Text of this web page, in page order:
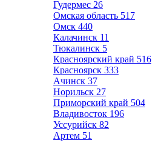
Гудермес 26
Омская область 517
Омск 440
Калачинск 11
Тюкалинск 5
Красноярский край 516
Красноярск 333
Ачинск 37
Норильск 27
Приморский край 504
Владивосток 196
Уссурийск 82
Артем 51